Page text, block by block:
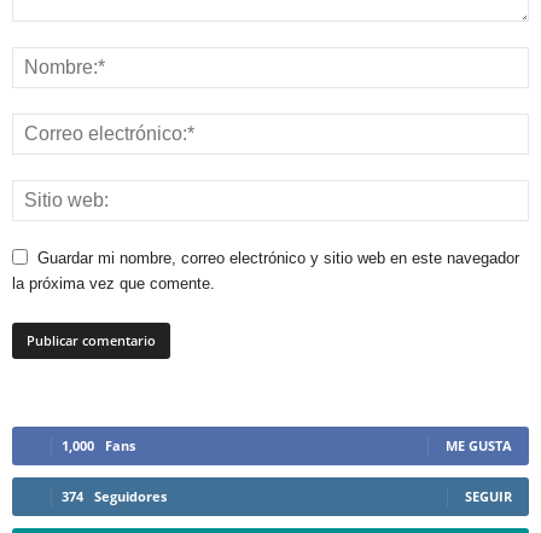
Guardar mi nombre, correo electrónico y sitio web en este navegador
la próxima vez que comente.
1,000 Fans ME GUSTA
374 Seguidores SEGUIR